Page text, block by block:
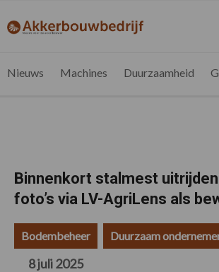
de
de
de
de
akkerbouwbedrijf.be
Nieuws
Nieuws Machines Duurzaamheid
Binnenkort stalmest
foto’s via LV-AgriLens als
Bodembeheer Duurzaam
8 juli 2025